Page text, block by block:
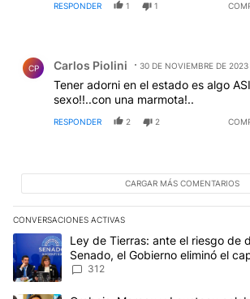
RESPONDER 1 1
CP Carlos Piolini 30 DE NOVIEMBRE DE 2023
Tener adorni en el estado es algo
sexo!!..con una marmota!..
RESPONDER 2 2
CARGAR MÁS COMENTARIOS
CONVERSACIONES ACTIVAS
Este listado muestra los artículos con más
Un artículo de tendencia con el título "Ley
Ley de Tierras: ante el riesgo de
Senado, el Gobierno eliminó el
del proyecto
312